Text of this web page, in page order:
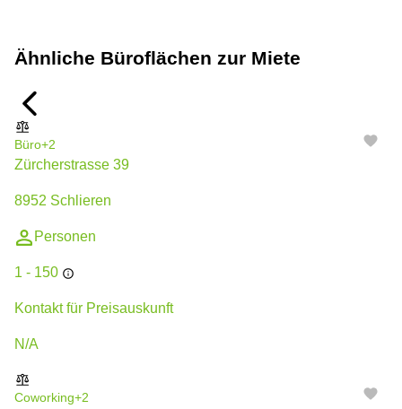
Ähnliche Büroflächen zur Miete
Büro+2
Zürcherstrasse 39
8952 Schlieren
Personen
1 - 150
Kontakt für Preisauskunft
N/A
Coworking+2